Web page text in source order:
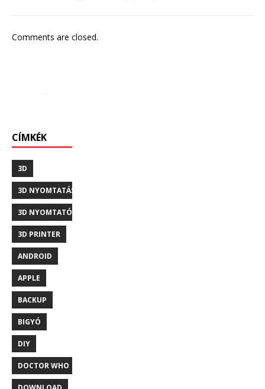
Comments are closed.
CÍMKÉK
3D
3D NYOMTATÁS
3D NYOMTATÓ
3D PRINTER
ANDROID
APPLE
BACKUP
BIGYÓ
DIY
DOCTOR WHO